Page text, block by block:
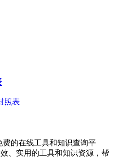
照表
的在线工具和知识查询平
、实用的工具和知识资源，帮